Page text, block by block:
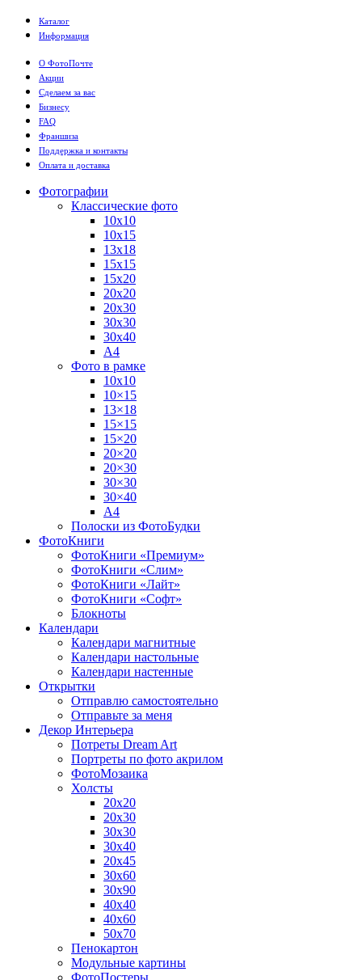
Каталог
Информация
О ФотоПочте
Акции
Сделаем за вас
Бизнесу
FAQ
Франшиза
Поддержка и контакты
Оплата и доставка
Фотографии
Классические фото
10х10
10х15
13х18
15х15
15х20
20х20
20х30
30х30
30х40
А4
Фото в рамке
10х10
10×15
13×18
15×15
15×20
20×20
20×30
30×30
30×40
A4
Полоски из ФотоБудки
ФотоКниги
ФотоКниги «Премиум»
ФотоКниги «Слим»
ФотоКниги «Лайт»
ФотоКниги «Софт»
Блокноты
Календари
Календари магнитные
Календари настольные
Календари настенные
Открытки
Отправлю самостоятельно
Отправьте за меня
Декор Интерьера
Потреты Dream Art
Портреты по фото акрилом
ФотоМозаика
Холсты
20х20
20х30
30х30
30х40
20х45
30х60
30х90
40х40
40х60
50х70
Пенокартон
Модульные картины
ФотоПостеры